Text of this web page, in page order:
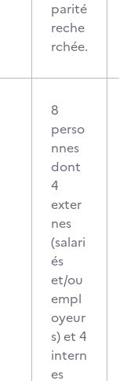
parité
reche
rchée.
8
perso
nnes
dont
4
exter
nes
(salari
és
et/ou
empl
oyeur
s) et 4
intern
es